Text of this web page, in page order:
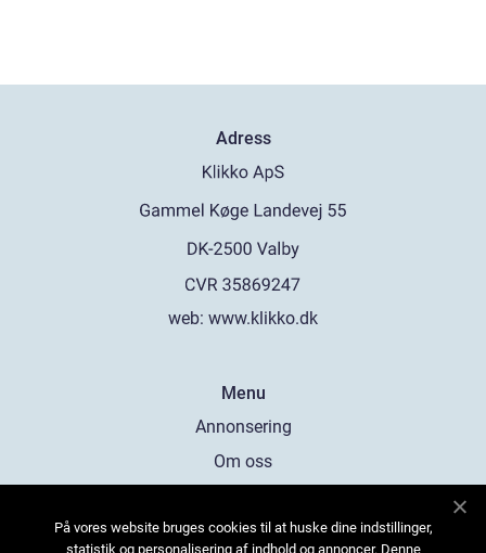
Adress
web: www.klikko.dk
Menu
Annonsering
Om oss
Kontakta oss
På vores website bruges cookies til at huske dine indstillinger,
statistik og personalisering af indhold og annoncer. Denne